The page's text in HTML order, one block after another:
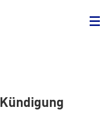
Kündigung